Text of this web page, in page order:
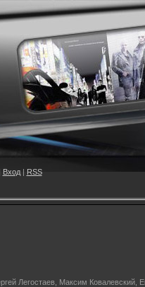
Вход| RSS
Легостаев, Максим Ковалевский,